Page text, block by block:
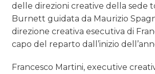
delle direzioni creative della sede
Burnett guidata da Maurizio
direzione creativa esecutiva di
capo del reparto dall’inizio
Francesco Martini, executive